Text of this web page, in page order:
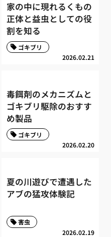
家の中に現れるくもの
正体と益虫としての役
割を知る
2026.02.21
ゴキブリ
毒餌剤のメカニズムと
ゴキブリ駆除のおすす
め製品
2026.02.20
ゴキブリ
夏の川遊びで遭遇した
アブの猛攻体験記
2026.02.19
害虫